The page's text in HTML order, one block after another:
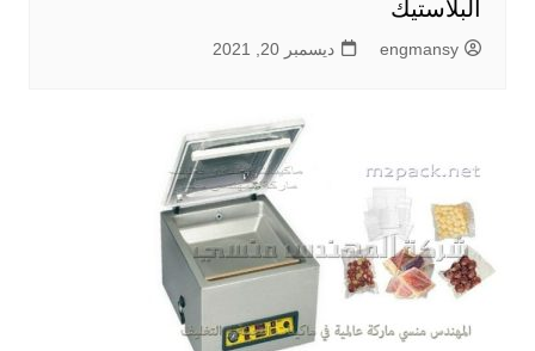
البلاستيك
engmansy ديسمبر 20, 2021